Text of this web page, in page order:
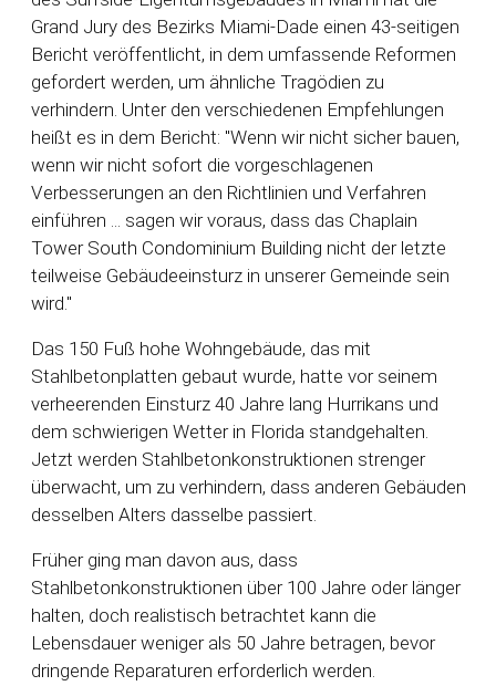
Grand Jury des Bezirks Miami-Dade einen 43-seitigen
Bericht veröffentlicht, in dem umfassende Reformen
gefordert werden, um ähnliche Tragödien zu
verhindern. Unter den verschiedenen Empfehlungen
heißt es in dem Bericht: "Wenn wir nicht sicher bauen,
wenn wir nicht sofort die vorgeschlagenen
Verbesserungen an den Richtlinien und Verfahren
einführen ... sagen wir voraus, dass das Chaplain
Tower South Condominium Building nicht der letzte
teilweise Gebäudeeinsturz in unserer Gemeinde sein
wird."
Das 150 Fuß hohe Wohngebäude, das mit
Stahlbetonplatten gebaut wurde, hatte vor seinem
verheerenden Einsturz 40 Jahre lang Hurrikans und
dem schwierigen Wetter in Florida standgehalten.
Jetzt werden Stahlbetonkonstruktionen strenger
überwacht, um zu verhindern, dass anderen Gebäuden
desselben Alters dasselbe passiert.
Früher ging man davon aus, dass
Stahlbetonkonstruktionen über 100 Jahre oder länger
halten, doch realistisch betrachtet kann die
Lebensdauer weniger als 50 Jahre betragen, bevor
dringende Reparaturen erforderlich werden.